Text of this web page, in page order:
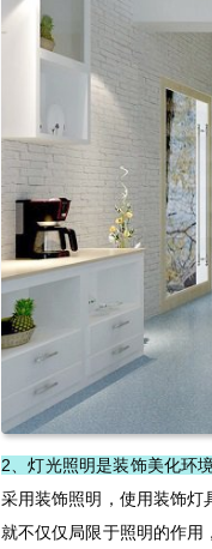
2、灯光照明是装饰美化环
采用装饰照明，使用装饰灯
就不仅仅局限于照明的作用